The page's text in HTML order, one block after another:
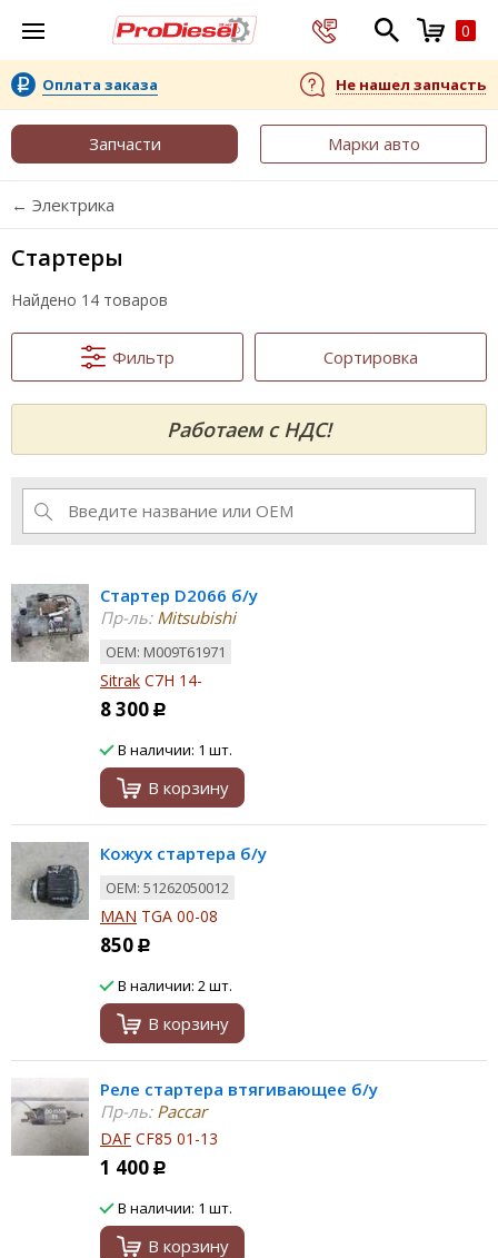
0
Оплата заказа Не нашел запчасть
Запчасти Марки авто
← Электрика
Стартеры
Найдено 14 товаров
Фильтр Сортировка
Работаем с НДС!
Стартер D2066 б/у
Пр-ль:Mitsubishi
ОЕМ: M009T61971
Sitrak C7H 14-
8 300 Р
В наличии: 1 шт.
В корзину
Кожух стартера б/у
ОЕМ: 51262050012
MAN TGA 00-08
850 Р
В наличии: 2 шт.
В корзину
Реле стартера втягивающее б/у
Пр-ль:Paccar
DAF CF85 01-13
1 400 Р
В наличии: 1 шт.
В корзину